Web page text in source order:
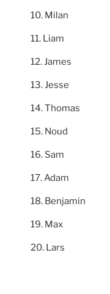
Milan
Liam
James
Jesse
Thomas
Noud
Sam
Adam
Benjamin
Max
Lars